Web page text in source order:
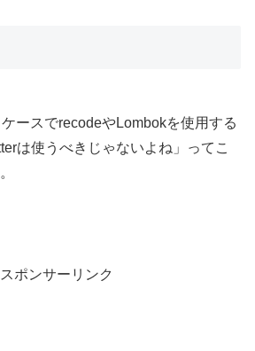
ケースでrecodeやLombokを使用する
は使うべきじゃないよね」ってこ
スポンサーリンク